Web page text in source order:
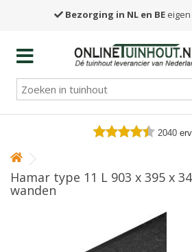
Bezorging in NL en BE
2040
Hamar type 11 L 903 x 395 x
wanden